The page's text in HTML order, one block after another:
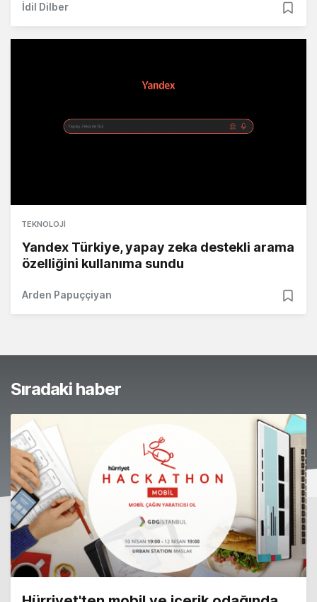
İdil Dilber
TEKNOLOJI
Yandex Türkiye, yapay zeka destekli arama
özelliğini kullanıma sundu
Arden Papuççiyan
Sıradaki haber